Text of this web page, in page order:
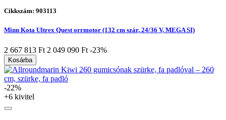
Cikkszám: 903113
Minn Kota Ultrex Quest orrmotor (132 cm szár, 24/36 V, MEGA SI)
2 667 813 Ft 2 049 090 Ft -23%
Kosárba
-22%
+6 kivitel